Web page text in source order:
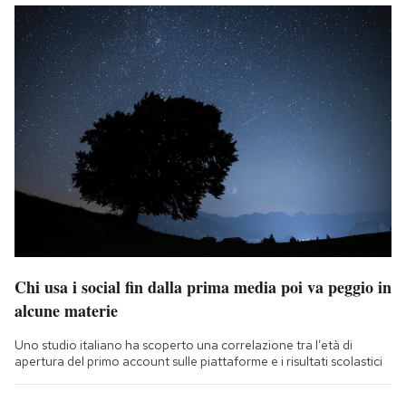
Chi usa i social fin dalla prima media poi va peggio in
alcune materie
Uno studio italiano ha scoperto una correlazione tra l’età di
apertura del primo account sulle piattaforme e i risultati scolastici